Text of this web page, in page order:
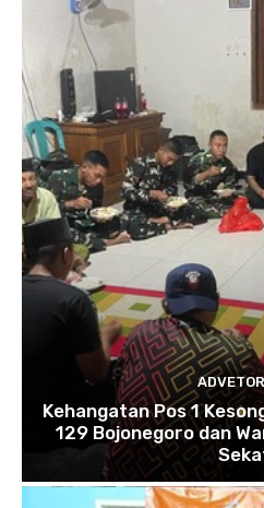
Kehangatan Pos 1
129 Bojonegoro dan